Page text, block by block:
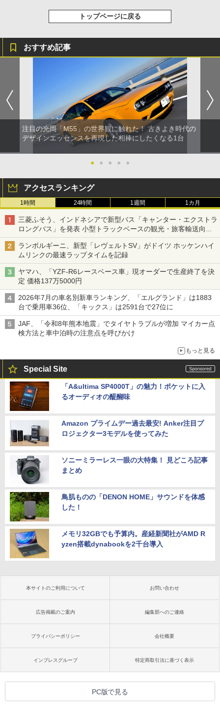
トップページに戻る
おすすめ記事
注目の光岡「M55」の世界観に触れた！ 古きよき時代の
デザインエッセンスを再現した相棒にしたくなる1台
● ● ● ● ●
アクセスランキング
1時間 24時間 1週間 1カ月
三菱ふそう、インドネシアで新型バス「キャンター・エクストラ
ロングバス」を発表 小型トラックベースの観光・旅客輸送向け
バス
ランボルギーニ、新型「レヴェルトSV」がドイツ ホッケンハイ
ムリンクの最速ラップタイムを記録
ヤマハ、「YZF-R6レースベース車」現オーダーで生産終了を決
定 価格137万5000円
2026年7月の車名別新車ランキング、「エルグランド」は1883
台で乗用車36位、「キックス」は2591台で27位に
JAF、「令和8年熊本地震」でタイヤトラブルが増加 マイカー点
検方法と車中泊時の注意点を呼びかけ
もっと見る
Special Site
「A&ultima SP4000T」の魅力！ポケットに入
るオーディオの醍醐味
Amazon プライムデー過去最安! Anker注目プ
ロジェクター3モデルを使ってみた
ソニーミラーレス一眼の大特集！ 見どころ記事
まとめ
鳥肌ものの「DENON HOME」サウンドを体感
した！
メモリ32GBでも予算内。産経新聞社がAMD R
yzen搭載dynabookを2千台導入
本サイトのご利用について お問い合わせ
広告掲載のご案内 編集部へのご連絡
プライバシーポリシー 会社概要
インプレスグループ 特定商取引法に基づく表示
PC版で見る